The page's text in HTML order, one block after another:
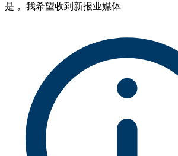
是， 我希望收到新报业媒体